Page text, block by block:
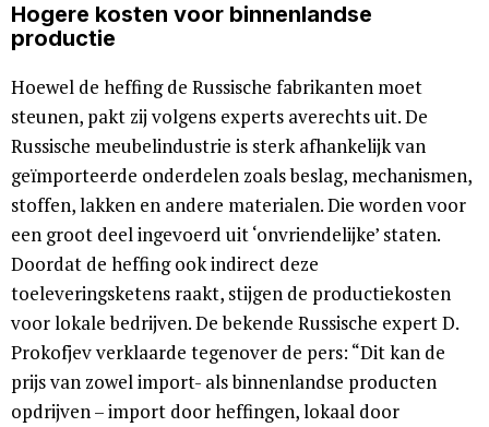
Hogere kosten voor binnenlandse
productie
Hoewel de heffing de Russische fabrikanten moet
steunen, pakt zij volgens experts averechts uit. De
Russische meubelindustrie is sterk afhankelijk van
geïmporteerde onderdelen zoals beslag, mechanismen,
stoffen, lakken en andere materialen. Die worden voor
een groot deel ingevoerd uit ‘onvriendelijke’ staten.
Doordat de heffing ook indirect deze
toeleveringsketens raakt, stijgen de productiekosten
voor lokale bedrijven. De bekende Russische expert D.
Prokofjev verklaarde tegenover de pers: “Dit kan de
prijs van zowel import- als binnenlandse producten
opdrijven – import door heffingen, lokaal door